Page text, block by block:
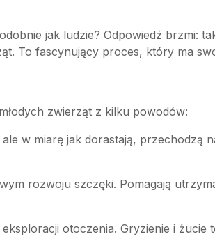
jak ludzie? Odpowiedź brzmi:
To fascynujący proces, który ma
zwierząt z kilku powodów:
w miarę jak dorastają, przechodzą
rozwoju szczęki. Pomagają
otoczenia. Gryzienie i żucie